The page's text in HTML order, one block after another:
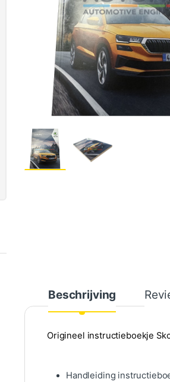
Beschrijving
Origineel instructieboekje
Handleiding